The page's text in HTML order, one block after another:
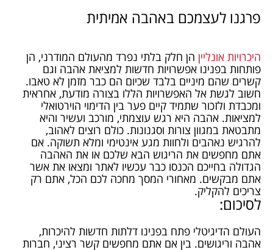
פרגנו לעצמכם באהבה אמיתית
היכרויות אונליין הן חלק בלתי נפרד מהעולם המודרני, הן
פותחות בפנינו אפשרויות חדשות למציאת אהבה וגם
קשרים שהם מיניים בלבד שכיום הם כבר מזמן לא טאבו.
חשוב לגשת אל האפשרויות הללו בצורה מודעת, אחראית
ומכבדת ולזכור שתמיד קיים פער בין הדימוי הוירטואלי
למציאות. אהבה היא רגש עוצמתי, מורכב ועשיר והיא
מתבטאת במגוון צורות וסגנונות. כולם רוצים לאהוב,
להרגיש נאהבים ולחוות מגע אינטימי ומלא תשוקה. אם
אתם מחפשים את הריגוש הבא שלכם או את האהבה
הגדולה בחייכם הכנסו כבר עכשיו לאתר ומצאו את אשר
אתם מבקשים. מאחורי המסך מחכה לכם הכל, אתם רק
צריכים להקליק.
לסיכום:
העולם הדיגיטלי פתח בפנינו דלתות חדשות להיכרות,
אהבה וריגושים. בין אם אתם מחפשים קשר רציני, חברות